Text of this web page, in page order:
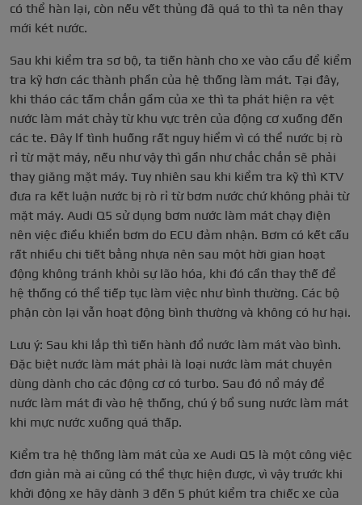
có thể hàn lại, còn nếu vết thủng đã quá to thì ta nên thay
mới két nước.
Sau khi kiểm tra sơ bộ, ta tiến hành cho xe vào cầu để kiểm
tra kỹ hơn các thành phần của hệ thống làm mát. Tại đây,
khi tháo các tấm chắn gầm của xe thì ta phát hiện ra vệt
nước làm mát chảy từ khu vực trên của động cơ xuống đến
các te. Đây lf tình huống rất nguy hiểm vì có thể nước bị rò
rỉ từ mặt máy, nếu như vậy thì gần như chắc chắn sẽ phải
thay giăng mặt máy. Tuy nhiên sau khi kiểm tra kỹ thì KTV
đưa ra kết luận nước bị rò rỉ từ bơm nước chứ không phải từ
mặt máy. Audi Q5 sử dụng bơm nước làm mát chạy điện
nên việc điều khiển bơm do ECU đảm nhận. Bơm có kết cấu
rất nhiều chi tiết bằng nhựa nên sau một hời gian hoạt
động không tránh khỏi sự lão hóa, khi đó cần thay thế để
hệ thống có thể tiếp tục làm việc như bình thường. Các bộ
phận còn lại vẫn hoạt động bình thường và không có hư hại.
Lưu ý: Sau khi lắp thì tiến hành đổ nước làm mát vào bình.
Đặc biệt nước làm mát phải là loại nước làm mát chuyên
dùng dành cho các động cơ có turbo. Sau đó nổ máy để
nước làm mát đi vào hệ thống, chú ý bổ sung nước làm mát
khi mực nước xuống quá thấp.
Kiểm tra hệ thống làm mát của xe Audi Q5 là một công việc
đơn giản mà ai cũng có thể thực hiện được, vì vậy trước khi
khởi động xe hãy dành 3 đến 5 phút kiểm tra chiếc xe của